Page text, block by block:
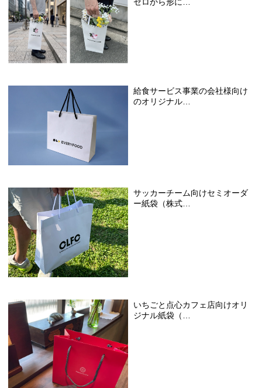
給食サービス事業の会社様向け
のオリジナル…
サッカーチーム向けセミオーダ
ー紙袋（株式…
いちごと点心カフェ店向けオリ
ジナル紙袋（…